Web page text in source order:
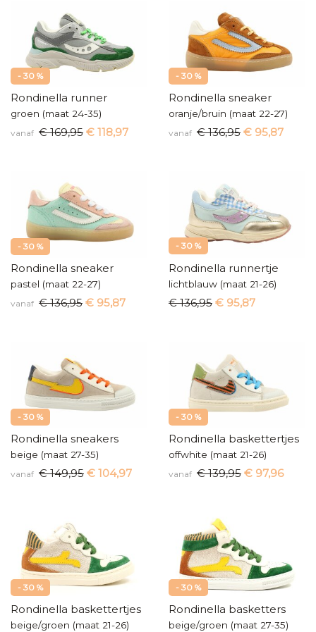
- 30 %
Rondinella runner
groen (maat 24-35)
vanaf € 169,95 € 118,97
- 30 %
Rondinella sneaker
oranje/bruin (maat 22-27)
vanaf € 136,95 € 95,87
- 30 %
Rondinella sneaker
pastel (maat 22-27)
vanaf € 136,95 € 95,87
- 30 %
Rondinella runnertje
lichtblauw (maat 21-26)
€ 136,95 € 95,87
- 30 %
Rondinella sneakers
beige (maat 27-35)
vanaf € 149,95 € 104,97
- 30 %
Rondinella baskettertjes
offwhite (maat 21-26)
vanaf € 139,95 € 97,96
- 30 %
Rondinella baskettertjes
beige/groen (maat 21-26)
- 30 %
Rondinella basketters
beige/groen (maat 27-35)